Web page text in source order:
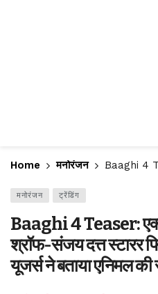
Home मनोरंजन Baaghi 4
मनोरंजन ट्रेंडिंग
Baaghi 4 Teaser:
श्रॉफ-संजय दत्त स्टारर
यूजर्स ने बताया एनिमल की